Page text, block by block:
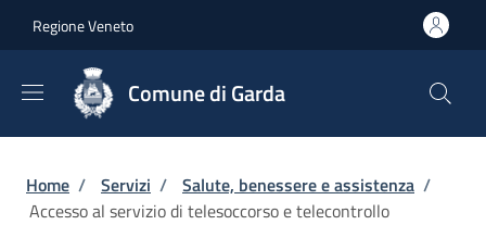
Regione Veneto
Comune di Garda
Briciole di pane
Home / Servizi / Salute, benessere e assistenza /
Accesso al servizio di telesoccorso e telecontrollo